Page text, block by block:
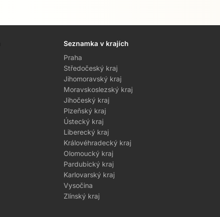
Seznamka v krajích
Praha
Středočeský kraj
Jihomoravský kraj
Moravskoslezský kraj
Jihočeský kraj
Plzeňský kraj
Ústecký kraj
Liberecký kraj
Královéhradecký kraj
Olomoucký kraj
Pardubický kraj
Karlovarský kraj
Vysočina
Zlínský kraj